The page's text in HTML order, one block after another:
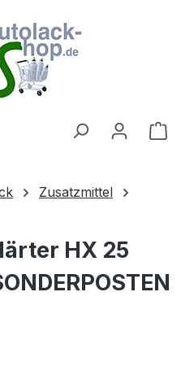
Zusatzmittel
HX 25